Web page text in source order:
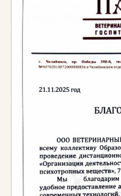
Федерального
«Об
Приказа
«Об
«Ландшафтный
Приказа
«Об
«Специалист по
Преимущества
«Эксперт»